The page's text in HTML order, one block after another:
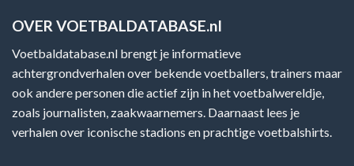
OVER VOETBALDATABASE.nl
Voetbaldatabase.nl brengt je informatieve
achtergrondverhalen over bekende voetballers, trainers maar
ook andere personen die actief zijn in het voetbalwereldje,
zoals journalisten, zaakwaarnemers. Daarnaast lees je
verhalen over iconische stadions en prachtige voetbalshirts.